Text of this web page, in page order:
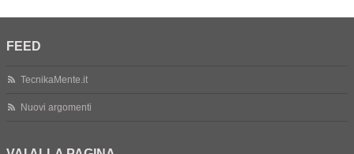
FEED
TecnikaMente.it
Nuovi argomenti